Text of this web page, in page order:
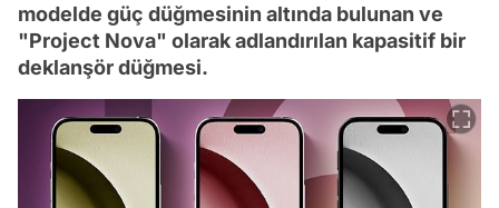
modelde güç düğmesinin altında bulunan ve
"Project Nova" olarak adlandırılan kapasitif bir
deklanşör düğmesi.